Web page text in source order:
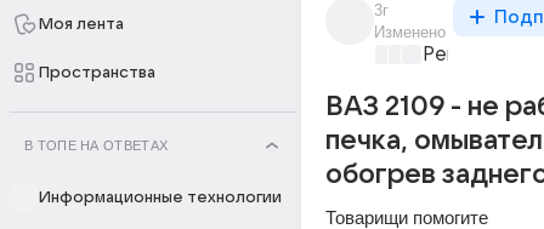
Моя лента
Пространства
В ТОПЕ НА ОТВЕТАХ
Информационные технологии
3г
Изменено
Ремонт и
ВАЗ 2109 - не
печка,
обогрев
Товарищи помогите